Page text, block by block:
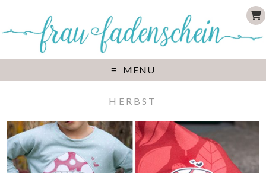
MENU
HERBST